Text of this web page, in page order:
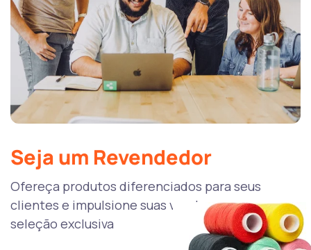
Seja um Revendedor
Ofereça produtos diferenciados para seus
clientes e impulsione suas vendas com a nossa
seleção exclusiva